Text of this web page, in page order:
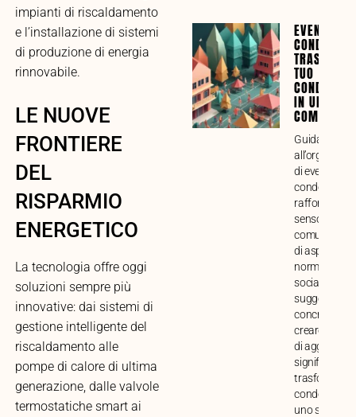
impianti di riscaldamento
e l’installazione di sistemi
di produzione di energia
rinnovabile.
LE NUOVE
FRONTIERE
DEL
RISPARMIO
ENERGETICO
La tecnologia offre oggi
soluzioni sempre più
innovative: dai sistemi di
gestione intelligente del
riscaldamento alle
pompe di calore di ultima
generazione, dalle valvole
termostatiche smart ai
EVENTI
TUO
IN UNA
COMUNITÀ
Guida
di eventi
condominiali
rafforzare il
senso di
comunità.
di aspetti
normativi e
sociali, con
suggerimenti
concreti per
creare
di
significativi e
trasformare il
condominio
uno spazio di